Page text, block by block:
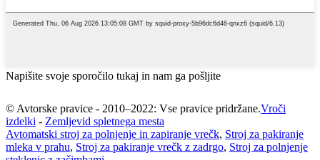
Napišite svoje sporočilo tukaj in nam ga pošljite
© Avtorske pravice - 2010–2022: Vse pravice pridržane.Vroči
izdelki - Zemljevid spletnega mesta
Avtomatski stroj za polnjenje in zapiranje vrečk, Stroj za pakiranje
mleka v prahu, Stroj za pakiranje vrečk z zadrgo, Stroj za polnjenje